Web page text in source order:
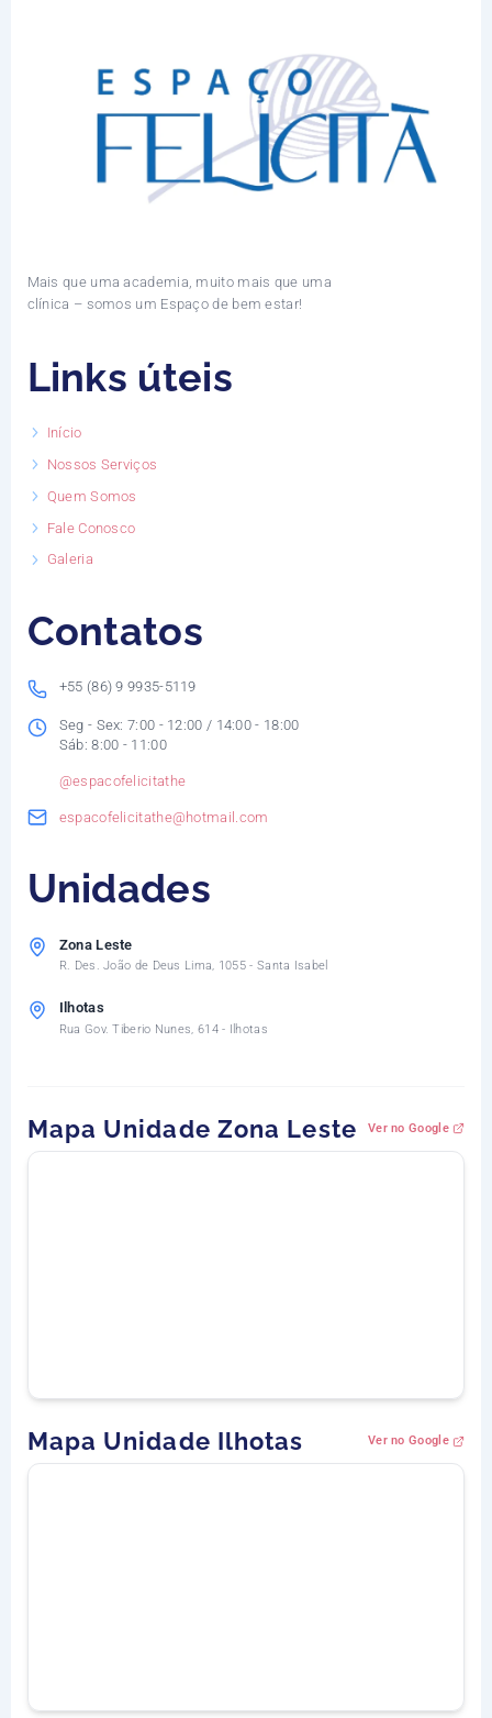
Mais que uma academia, muito mais que uma
clínica – somos um Espaço de bem estar!
Links úteis
Início
Nossos Serviços
Quem Somos
Fale Conosco
Galeria
Contatos
+55 (86) 9 9935-5119
Seg - Sex: 7:00 - 12:00 / 14:00 - 18:00
Sáb: 8:00 - 11:00
@espacofelicitathe
espacofelicitathe@hotmail.com
Unidades
Zona Leste
R. Des. João de Deus Lima, 1055 - Santa Isabel
Ilhotas
Rua Gov. Tiberio Nunes, 614 - Ilhotas
Mapa Unidade Zona Leste Ver no Google
Mapa Unidade Ilhotas Ver no Google